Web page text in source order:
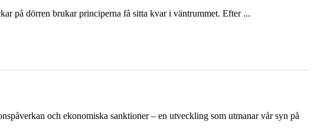
på dörren brukar principerna få sitta kvar i väntrummet. Efter ...
och ekonomiska sanktioner – en utveckling som utmanar vår syn på